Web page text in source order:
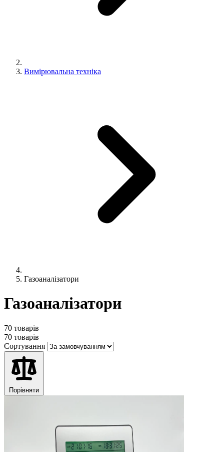
Вимірювальна техніка
Газоаналізатори
Газоаналізатори
70 товарів
70 товарів
Сортування
Порівняти